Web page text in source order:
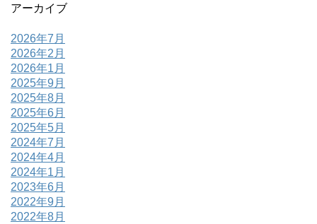
アーカイブ
2026年7月
2026年2月
2026年1月
2025年9月
2025年8月
2025年6月
2025年5月
2024年7月
2024年4月
2024年1月
2023年6月
2022年9月
2022年8月